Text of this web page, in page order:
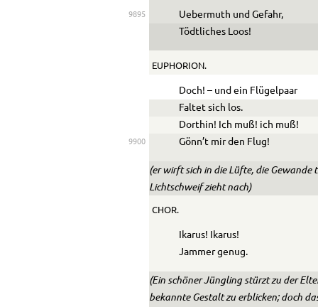
9895 Ue bermuth und Gefahr,
Tödtliches Loos!
EUPHORION.
Doch! – und ein Flügelpaar
Faltet sich los.
Dorthin! Ich muß! ich muß!
9900 Gönn’t mir den Flug!
(er wirft sich in die Lüfte, die
Lichtschweif zieht nach)
CHOR.
Ikarus! Ikarus!
Jammer genug.
(Ein schöner Jüngling stürzt zu der
bekannte Gestalt zu erblicken; doch